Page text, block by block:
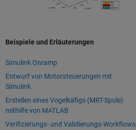
Beispiele und Erläuterungen
Simulink Onramp
Entwurf von Motorsteuerungen mit
Simulink
Erstellen eines Vogelkäfigs (MRT-Spule)
mithilfe von MATLAB
Verifizierungs- und Validierungs-Workflows